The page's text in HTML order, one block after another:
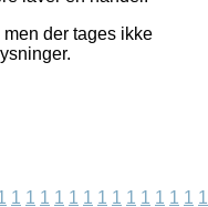
der tages ikke
1 1 1 1 1 1 1 1 1 1 1 1 1 1